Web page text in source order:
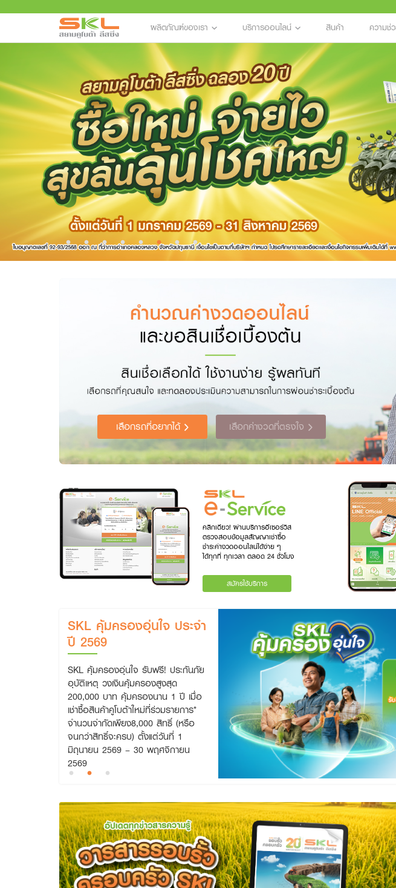
ผลิตภัณฑ์ของเรา บริการออนไลน์ สินค้า ความช่
เลือกรถที่อยากได้ เลือกค่างวดที่ตรงใจ
คลิกเดียว! ผ่านบริการอีเซอร์วิส
ตรวจสอบข้อมูลสัญญาเช่าซื้อ
ชำระค่างวดออนไลน์ได้ง่าย ๆ
ได้ทุกที่ ทุกเวลา ตลอด 24 ชั่วโมง
สมัครใช้บริการ
SKL คุ้มครองอุ่นใจ ประจำ
ปี 2569
SKL คุ้มครองอุ่นใจ รับฟรี! ประกันภัย
อุบัติเหตุ วงเงินคุ้มครองสูงสุด
200,000 บาท คุ้มครองนาน 1 ปี เมื่อ
เช่าซื้อสินค้าคูโบต้าใหม่ที่ร่วมรายการ*
จำนวนจำกัดเพียง8,000 สิทธิ์ (หรือ
จนกว่าสิทธิ์จะครบ) ตั้งแต่วันที่ 1
มิถุนายน 2569 – 30 พฤศจิกายน
2569